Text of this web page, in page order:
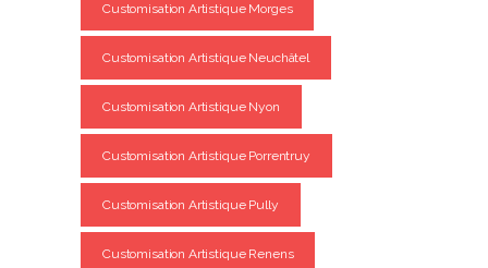
Customisation Artistique Morges
Customisation Artistique Neuchâtel
Customisation Artistique Nyon
Customisation Artistique Porrentruy
Customisation Artistique Pully
Customisation Artistique Renens